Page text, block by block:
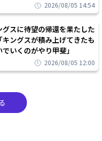
2026/08/05 14:54
スに待望の帰還を果たした
ングスが積み上げてきたも
いくのがやり甲斐」
2026/08/05 12:00